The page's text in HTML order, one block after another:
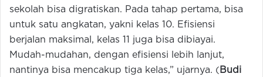
sekolah bisa digratiskan. Pada tahap pertama, bisa
untuk satu angkatan, yakni kelas 10. Efisiensi
berjalan maksimal, kelas 11 juga bisa dibiayai.
Mudah-mudahan, dengan efisiensi lebih lanjut,
nantinya bisa mencakup tiga kelas,” ujarnya. ( Budi